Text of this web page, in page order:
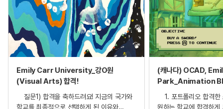
Emily Carr University_강O원
(Visual Arts) 합격!
질문1) 합격을 축하드려요! 지금의 국가와
학교를 최종적으로 선택하게 된 이유와
(캐나다) OCAD,
Park_Animation
edm포트폴리오 대면
1. 포트폴리오 합격한
원하는 학교에 합격하게